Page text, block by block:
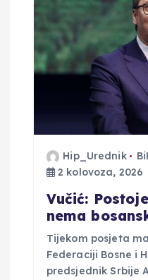
Hip_Urednik
2 kolovoza, 2026
Vučić:
nema
Tijekom posjeta
Federaciji Bosne i
predsjednik Srbije